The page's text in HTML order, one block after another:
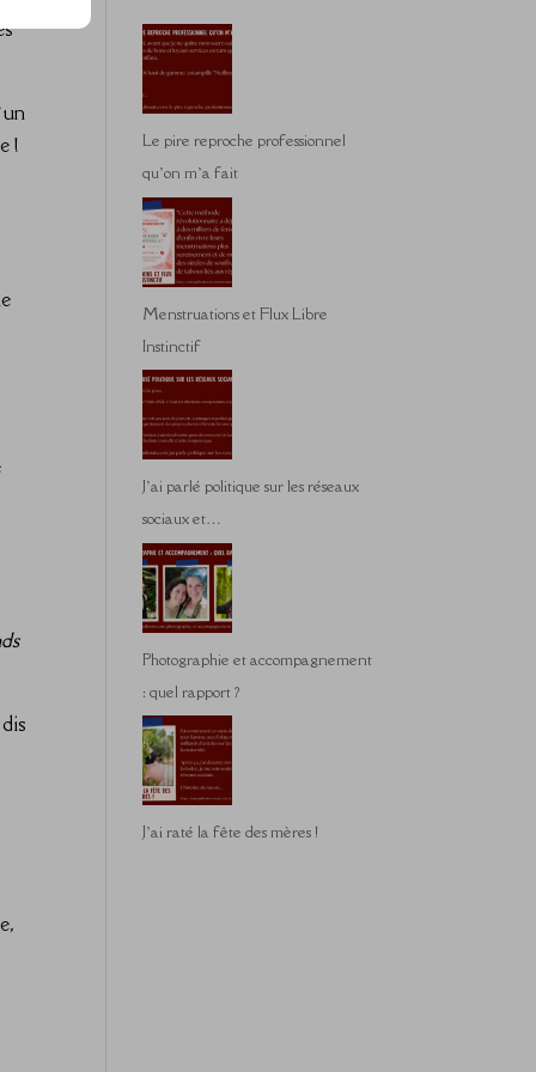
!
Le pire reproche professionnel
qu’on m’a fait
Menstruations et Flux Libre
Instinctif
J’ai parlé politique sur les réseaux
sociaux et…
Photographie et accompagnement
: quel rapport ?
J’ai raté la fête des mères !